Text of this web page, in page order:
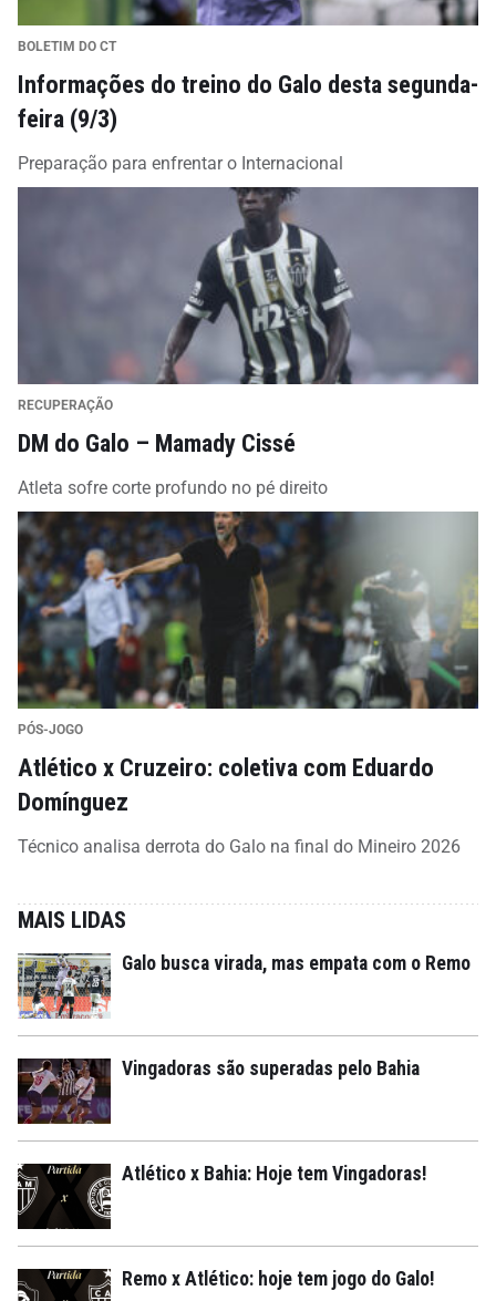
BOLETIM DO CT
Informações do treino do Galo desta segunda-
feira (9/3)
Preparação para enfrentar o Internacional
RECUPERAÇÃO
DM do Galo – Mamady Cissé
Atleta sofre corte profundo no pé direito
PÓS-JOGO
Atlético x Cruzeiro: coletiva com Eduardo
Domínguez
Técnico analisa derrota do Galo na final do Mineiro 2026
MAIS LIDAS
Galo busca virada, mas empata com o Remo
Vingadoras são superadas pelo Bahia
Atlético x Bahia: Hoje tem Vingadoras!
Remo x Atlético: hoje tem jogo do Galo!